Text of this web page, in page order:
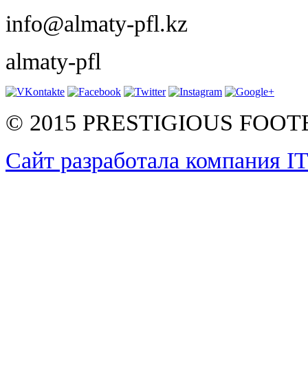
info@almaty-pfl.kz
almaty-pfl
© 2015 PRESTIGIOUS
Сайт разработала компания